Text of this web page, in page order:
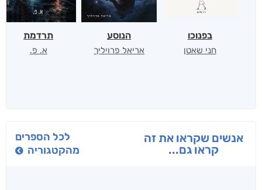
בפנוכו
חני שאטן
הנוסע
אריאל פרויליך
תרדמת
א. פ.
אנשים שקראו את זה
קראו גם...
לכל הספרים
מהקטגוריה